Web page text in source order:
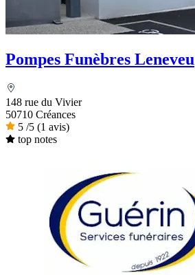
Pompes Funèbres Leneveu
148 rue du Vivier
50710 Créances
5 /5 (1 avis)
top notes